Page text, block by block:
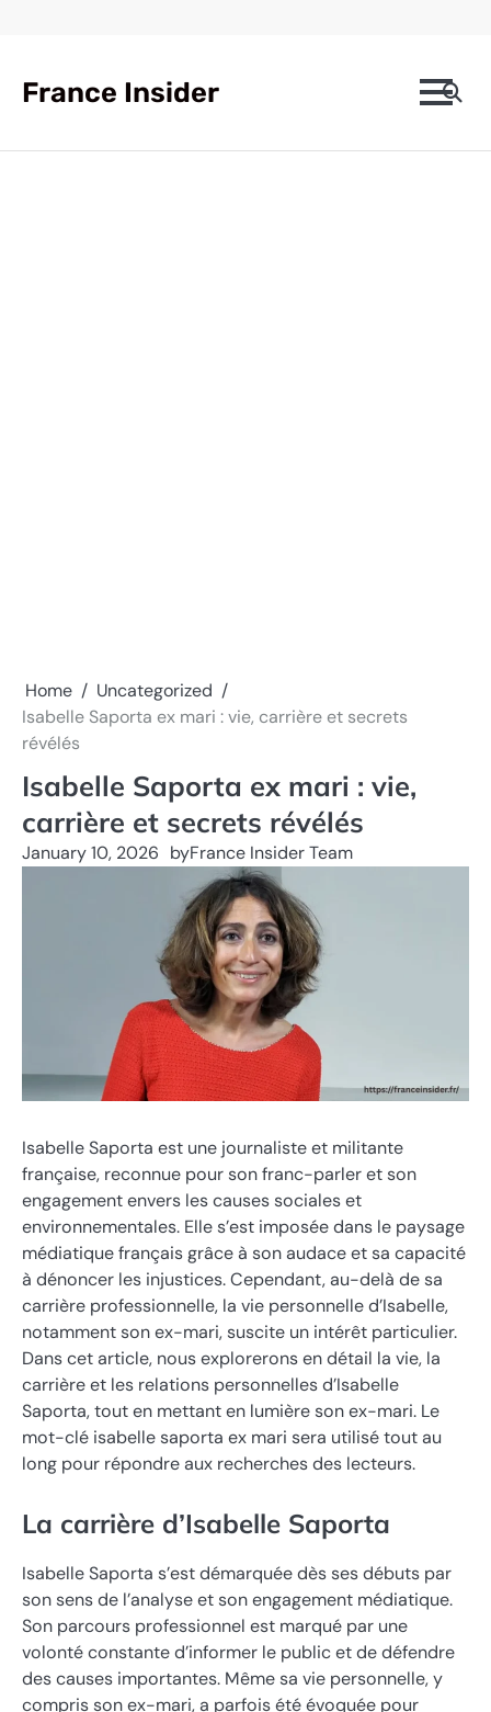
France Insider
Home
Uncategorized
Isabelle Saporta ex mari : vie, carrière et secrets
révélés
Isabelle Saporta ex mari : vie,
carrière et secrets révélés
January 10, 2026 byFrance Insider Team
Isabelle Saporta est une journaliste et militante
française, reconnue pour son franc-parler et son
engagement envers les causes sociales et
environnementales. Elle s’est imposée dans le paysage
médiatique français grâce à son audace et sa capacité
à dénoncer les injustices. Cependant, au-delà de sa
carrière professionnelle, la vie personnelle d’Isabelle,
notamment son ex-mari, suscite un intérêt particulier.
Dans cet article, nous explorerons en détail la vie, la
carrière et les relations personnelles d’Isabelle
Saporta, tout en mettant en lumière son ex-mari. Le
mot-clé isabelle saporta ex mari sera utilisé tout au
long pour répondre aux recherches des lecteurs.
La carrière d’Isabelle Saporta
Isabelle Saporta s’est démarquée dès ses débuts par
son sens de l’analyse et son engagement médiatique.
Son parcours professionnel est marqué par une
volonté constante d’informer le public et de défendre
des causes importantes. Même sa vie personnelle, y
compris son ex-mari, a parfois été évoquée pour